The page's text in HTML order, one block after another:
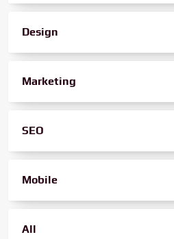
Design
Marketing
SEO
Mobile
All